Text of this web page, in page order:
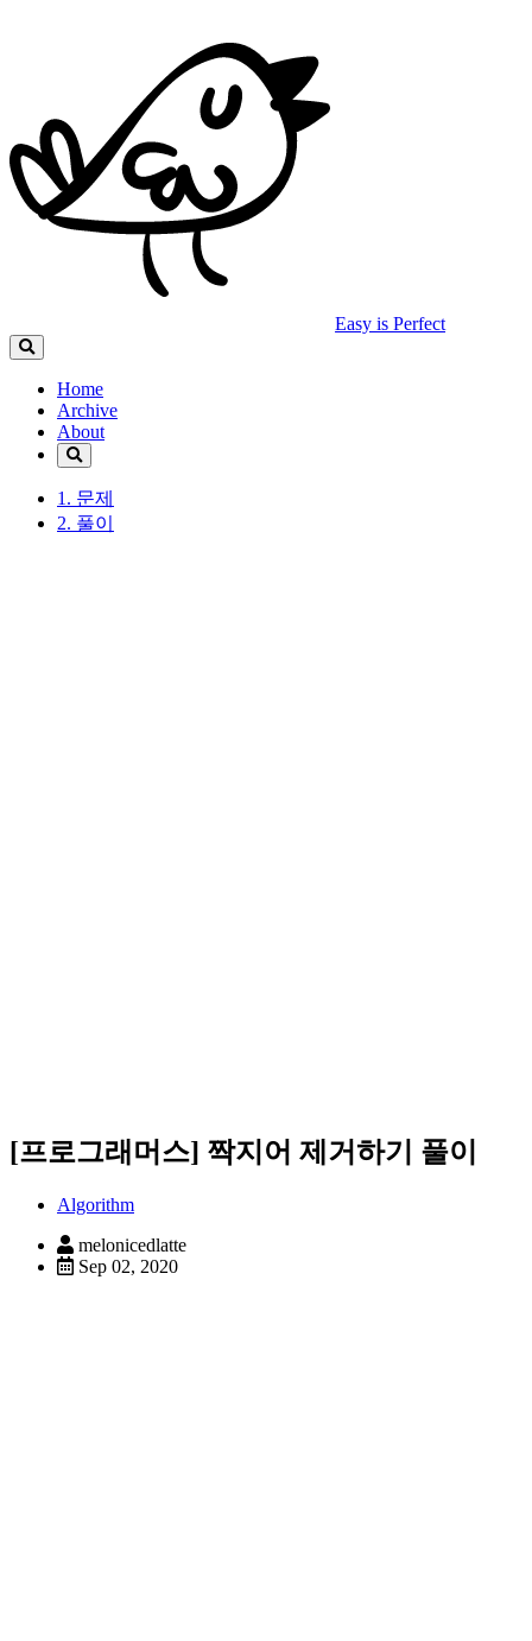
Easy is Perfect
Home
Archive
About
1. 문제
2. 풀이
[프로그래머스] 짝지어 제거하기 풀이
Algorithm
melonicedlatte
Sep 02, 2020